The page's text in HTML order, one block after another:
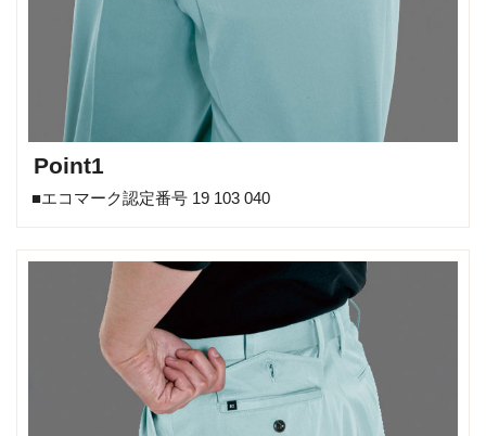
Point1
■エコマーク認定番号 19 103 040